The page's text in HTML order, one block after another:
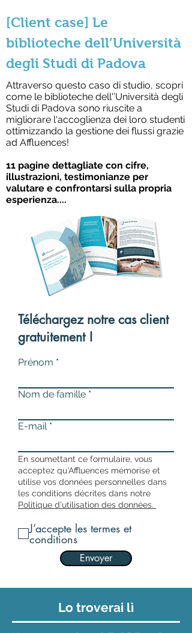
[Client case] Le
biblioteche dell’Università
degli Studi di Padova
Attraverso questo caso di studio, scopri
come le biblioteche dell'’Università degli
Studi di Padova sono riuscite a
migliorare l'accoglienza dei loro studenti
ottimizzando la gestione dei flussi grazie
ad Affluences!
11 pagine dettagliate con cifre,
illustrazioni, testimonianze per
valutare e confrontarsi sulla propria
esperienza....
Téléchargez notre cas client
gratuitement !
Prénom
Nom de famille
E-mail
En soumettant ce formulaire, vous
acceptez qu'Affluences mémorise et
utilise vos données personnelles dans
les conditions décrites dans notre
Politique d'utilisation des données.
J’accepte les termes et
conditions
Envoyer
Lo troverai lì